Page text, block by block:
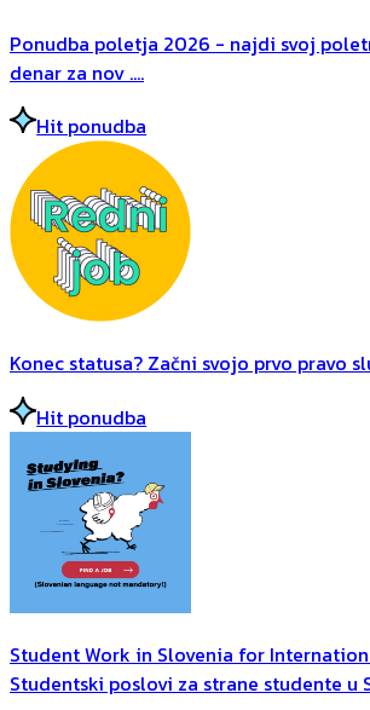
Ponudba poletja 2026 - najdi svoj
denar za nov ....
Hit ponudba
Konec statusa? Začni svojo prvo pravo
Hit ponudba
Student Work in Slovenia for
Studentski poslovi za strane studente u